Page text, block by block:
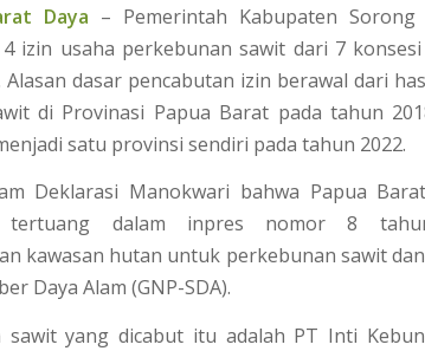
Daya – Pemerintah Kabupaten
izin usaha perkebunan sawit dari 7
dasar pencabutan izin berawal dari
di Provinasi Papua Barat pada tahun
satu provinsi sendiri pada tahun 2022.
Deklarasi Manokwari bahwa Papua
tertuang dalam inpres nomor 8
kawasan hutan untuk perkebunan sawit
Daya Alam (GNP-SDA).
sawit yang dicabut itu adalah PT Inti